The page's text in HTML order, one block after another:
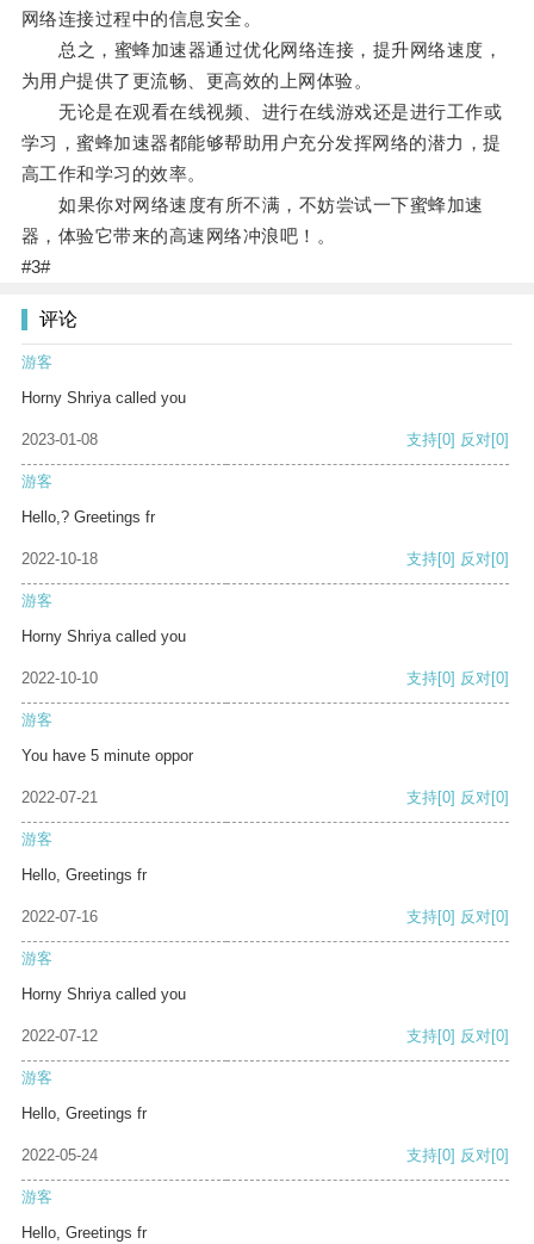
网络连接过程中的信息安全。
总之，蜜蜂加速器通过优化网络连接，提升网络速度，
为用户提供了更流畅、更高效的上网体验。
无论是在观看在线视频、进行在线游戏还是进行工作或
学习，蜜蜂加速器都能够帮助用户充分发挥网络的潜力，提
高工作和学习的效率。
如果你对网络速度有所不满，不妨尝试一下蜜蜂加速
器，体验它带来的高速网络冲浪吧！。
#3#
评论
游客
Horny Shriya called you
2023-01-08 支持[0] 反对[0]
游客
Hello,? Greetings fr
2022-10-18 支持[0] 反对[0]
游客
Horny Shriya called you
2022-10-10 支持[0] 反对[0]
游客
You have 5 minute oppor
2022-07-21 支持[0] 反对[0]
游客
Hello, Greetings fr
2022-07-16 支持[0] 反对[0]
游客
Horny Shriya called you
2022-07-12 支持[0] 反对[0]
游客
Hello, Greetings fr
2022-05-24 支持[0] 反对[0]
游客
Hello, Greetings fr